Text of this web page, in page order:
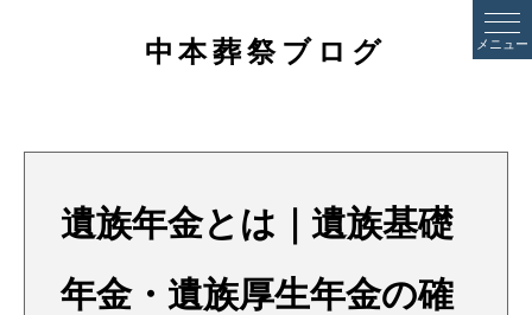
メニュー
中本葬祭ブログ
遺族年金とは｜遺族基礎
年金・遺族厚生年金の確